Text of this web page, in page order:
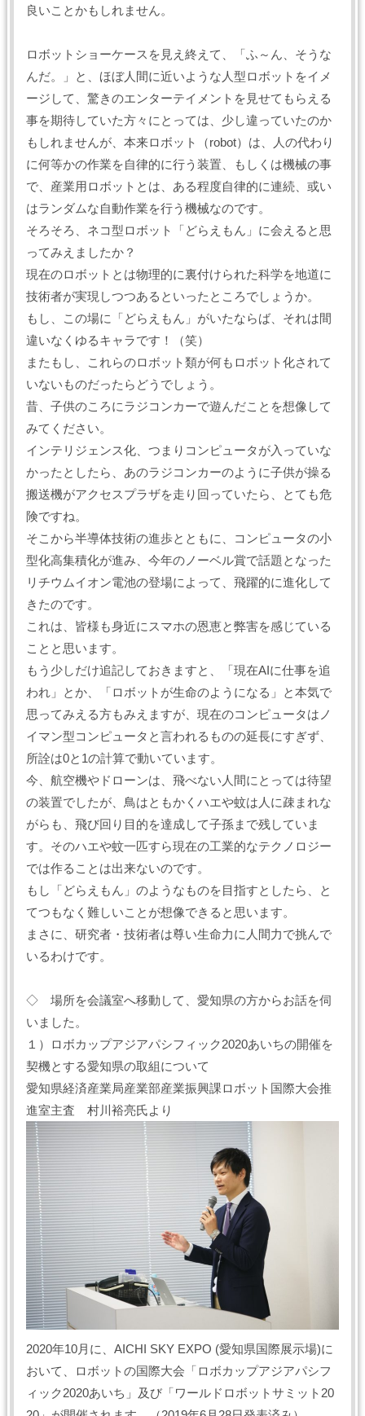
良いことかもしれません。
ロボットショーケースを見え終えて、「ふ～ん、そうな
んだ。」と、ほぼ人間に近いような人型ロボットをイメ
ージして、驚きのエンターテイメントを見せてもらえる
事を期待していた方々にとっては、少し違っていたのか
もしれませんが、本来ロボット（robot）は、人の代わり
に何等かの作業を自律的に行う装置、もしくは機械の事
で、産業用ロボットとは、ある程度自律的に連続、或い
はランダムな自動作業を行う機械なのです。
そろそろ、ネコ型ロボット「どらえもん」に会えると思
ってみえましたか？
現在のロボットとは物理的に裏付けられた科学を地道に
技術者が実現しつつあるといったところでしょうか。
もし、この場に「どらえもん」がいたならば、それは間
違いなくゆるキャラです！（笑）
またもし、これらのロボット類が何もロボット化されて
いないものだったらどうでしょう。
昔、子供のころにラジコンカーで遊んだことを想像して
みてください。
インテリジェンス化、つまりコンピュータが入っていな
かったとしたら、あのラジコンカーのように子供が操る
搬送機がアクセスプラザを走り回っていたら、とても危
険ですね。
そこから半導体技術の進歩とともに、コンピュータの小
型化高集積化が進み、今年のノーベル賞で話題となった
リチウムイオン電池の登場によって、飛躍的に進化して
きたのです。
これは、皆様も身近にスマホの恩恵と弊害を感じている
ことと思います。
もう少しだけ追記しておきますと、「現在AIに仕事を追
われ」とか、「ロボットが生命のようになる」と本気で
思ってみえる方もみえますが、現在のコンピュータはノ
イマン型コンピュータと言われるものの延長にすぎず、
所詮は0と1の計算で動いています。
今、航空機やドローンは、飛べない人間にとっては待望
の装置でしたが、鳥はともかくハエや蚊は人に疎まれな
がらも、飛び回り目的を達成して子孫まで残していま
す。そのハエや蚊一匹すら現在の工業的なテクノロジー
では作ることは出来ないのです。
もし「どらえもん」のようなものを目指すとしたら、と
てつもなく難しいことが想像できると思います。
まさに、研究者・技術者は尊い生命力に人間力で挑んで
いるわけです。
◇ 場所を会議室へ移動して、愛知県の方からお話を伺
いました。
１）ロボカップアジアパシフィック2020あいちの開催を
契機とする愛知県の取組について
愛知県経済産業局産業部産業振興課ロボット国際大会推
進室主査 村川裕亮氏より
2020年10月に、AICHI SKY EXPO (愛知県国際展示場)に
おいて、ロボットの国際大会「ロボカップアジアパシフ
ィック2020あいち」及び「ワールドロボットサミット20